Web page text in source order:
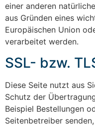
einer anderen
aus Gründen eines
Europäischen Union
verarbeitet werden.
SSL- bzw.
Diese Seite nutzt aus
Schutz der
Beispiel Bestellungen
Seitenbetreiber